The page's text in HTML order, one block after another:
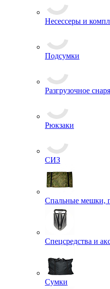
Несессеры и
Подсумки
СИЗ
Спальные мешки,
Спецсредства и